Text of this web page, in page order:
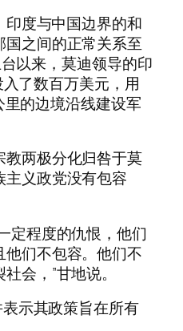
印度与中国边界的和
之间的正常关系至
以来，莫迪领导的印
了数百万美元，用
的边境沿线建设军
教两极分化归咎于莫
义政党没有包容
定程度的仇恨，他们
们不包容。他们不
会，”甘地说。
示其政策旨在所有